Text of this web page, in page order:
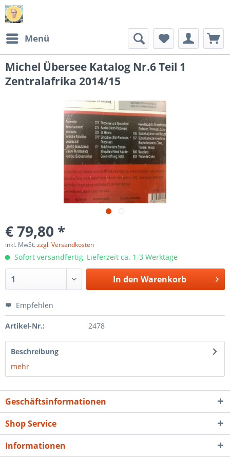
Menü
Michel Übersee Katalog Nr.6 Teil 1
Zentralafrika 2014/15
€ 79,80 *
inkl. MwSt.zzgl. Versandkosten
Sofort versandfertig, Lieferzeit ca. 1-3 Werktage
In den Warenkorb
Empfehlen
Artikel-Nr.: 2478
Beschreibung
mehr
Geschäftsinformationen
Shop Service
Informationen